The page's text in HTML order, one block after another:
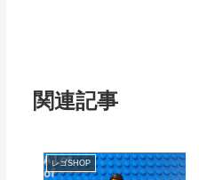
関連記事
レゴSHOP